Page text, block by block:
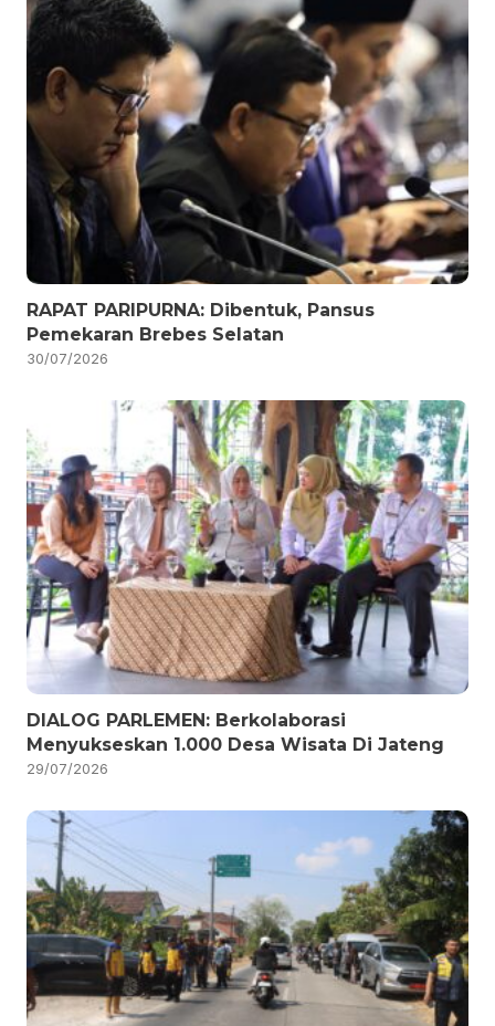
RAPAT PARIPURNA: Dibentuk, Pansus
Pemekaran Brebes Selatan
30/07/2026
DIALOG PARLEMEN: Berkolaborasi
Menyukseskan 1.000 Desa Wisata Di Jateng
29/07/2026